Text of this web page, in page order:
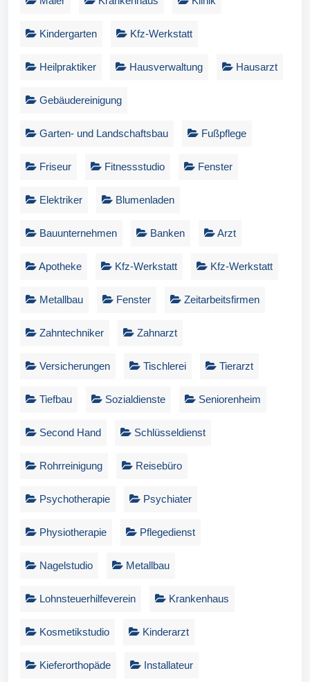
Kindergarten Kfz-Werkstatt
Heilpraktiker Hausverwaltung Hausarzt
Gebäudereinigung
Garten- und Landschaftsbau Fußpflege
Friseur Fitnessstudio Fenster
Elektriker Blumenladen
Bauunternehmen Banken Arzt
Apotheke Kfz-Werkstatt Kfz-Werkstatt
Metallbau Fenster Zeitarbeitsfirmen
Zahntechniker Zahnarzt
Versicherungen Tischlerei Tierarzt
Tiefbau Sozialdienste Seniorenheim
Second Hand Schlüsseldienst
Rohrreinigung Reisebüro
Psychotherapie Psychiater
Physiotherapie Pflegedienst
Nagelstudio Metallbau
Lohnsteuerhilfeverein Krankenhaus
Kosmetikstudio Kinderarzt
Kieferorthopäde Installateur